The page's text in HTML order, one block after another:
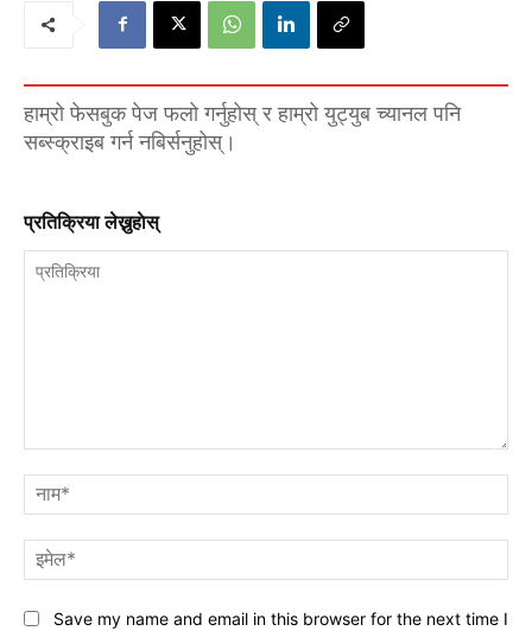
हाम्रो फेसबुक पेज फलो गर्नुहोस् र हाम्रो युट्युब च्यानल पनि
सब्स्क्राइब गर्न नबिर्सनुहोस्।
प्रतिक्रिया लेख्नुहाेस्
Save my name and email in this browser for the next time I